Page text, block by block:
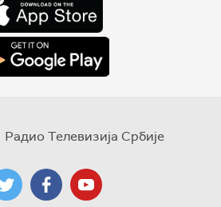
Радио Телевизија Србије